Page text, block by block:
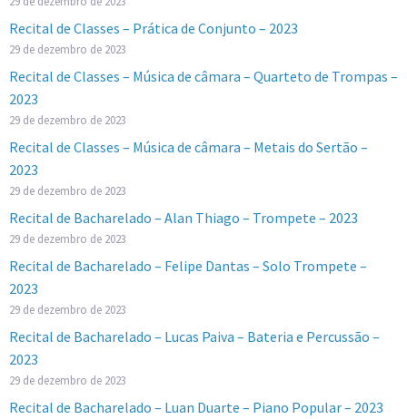
Recital de Classes – Prática de Conjunto – 2023
29 de dezembro de 2023
Recital de Classes – Música de câmara – Quarteto de Trompas –
2023
29 de dezembro de 2023
Recital de Classes – Música de câmara – Metais do Sertão –
2023
29 de dezembro de 2023
Recital de Bacharelado – Alan Thiago – Trompete – 2023
29 de dezembro de 2023
Recital de Bacharelado – Felipe Dantas – Solo Trompete –
2023
29 de dezembro de 2023
Recital de Bacharelado – Lucas Paiva – Bateria e Percussão –
2023
29 de dezembro de 2023
Recital de Bacharelado – Luan Duarte – Piano Popular – 2023